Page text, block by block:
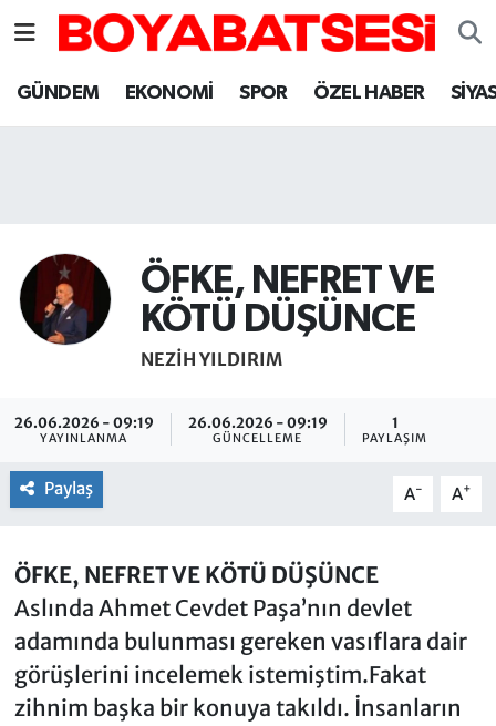
GÜNDEM EKONOMİ SPOR ÖZEL HABER
ÖFKE, NEFRET VE
KÖTÜ DÜŞÜNCE
NEZIH YILDIRIM
26.06.2026 - 09:19
YAYINLANMA
26.06.2026 - 09:19
GÜNCELLEME
1
PAYLAŞIM
Paylaş A- A+
ÖFKE, NEFRET VE KÖTÜ DÜŞÜNCE
Aslında Ahmet Cevdet Paşa’nın devlet
adamında bulunması gereken vasıflara dair
görüşlerini incelemek istemiştim.Fakat
zihnim başka bir konuya takıldı. İnsanların
Sinop Nöbetçi Eczaneler
Sinop Trafik Yoğunluk Haritası
Süper Lig Puan Durumu ve Fikstür
Tüm Manşetler
Son Dakika Haberleri
Haber Arşivi